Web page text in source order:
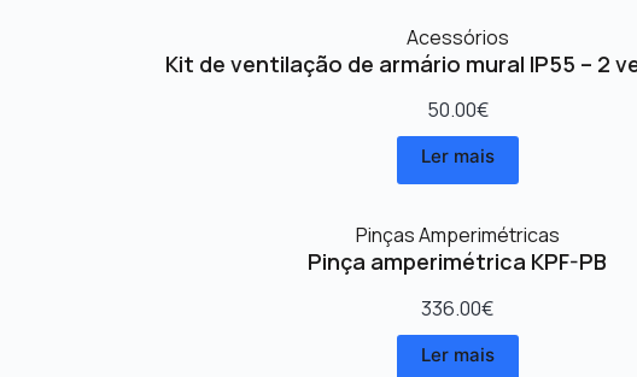
Acessórios
Kit de ventilação de armário mural IP55 – 2
50.00€
Ler mais
Pinças Amperimétricas
Pinça amperimétrica KPF-PB
336.00€
Ler mais